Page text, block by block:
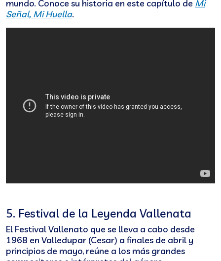
mundo. Conoce su historia en este capítulo de Mi
Señal, Mi Huella.
5. Festival de la Leyenda Vallenata
El Festival Vallenato que se lleva a cabo desde
1968 en Valledupar (Cesar) a finales de abril y
principios de mayo, reúne a los más grandes